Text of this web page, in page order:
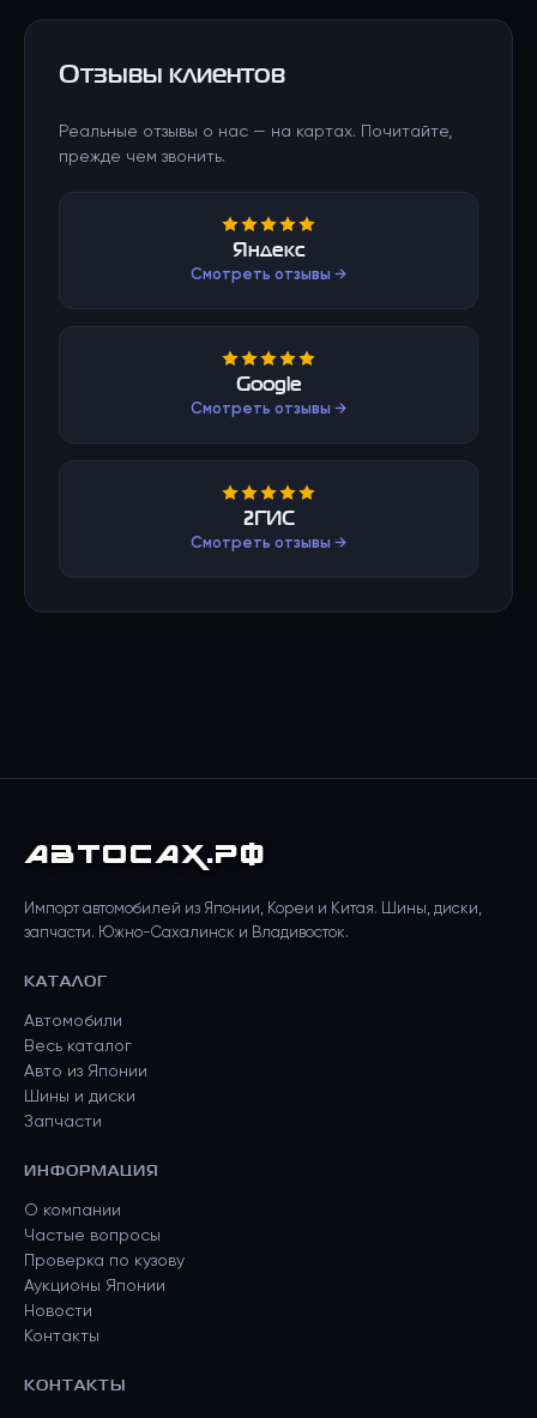
Отзывы клиентов
Реальные отзывы о нас — на картах. Почитайте,
прежде чем звонить.
Яндекс
Смотреть отзывы →
Google
Смотреть отзывы →
2ГИС
Смотреть отзывы →
АВТОСАХ.РФ
Импорт автомобилей из Японии, Кореи и Китая. Шины, диски,
запчасти. Южно-Сахалинск и Владивосток.
КАТАЛОГ
Автомобили
Весь каталог
Авто из Японии
Шины и диски
Запчасти
ИНФОРМАЦИЯ
О компании
Частые вопросы
Проверка по кузову
Аукционы Японии
Новости
Контакты
КОНТАКТЫ